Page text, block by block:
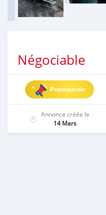
Négociable
Promouvoir
Annonce créée le
14 Mars